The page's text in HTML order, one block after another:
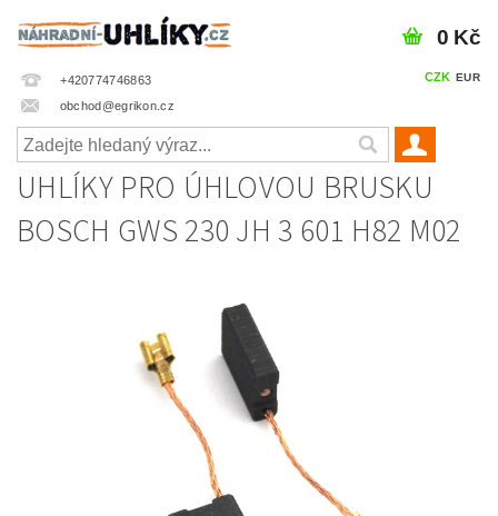
+420774746863
obchod@egrikon.cz
CZK EUR
0 Kč
UHLÍKY PRO ÚHLOVOU BRUSKU
BOSCH GWS 230 JH 3 601 H82 M02